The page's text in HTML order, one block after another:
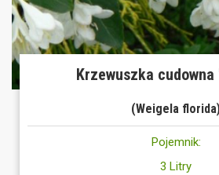
Krzewuszka cudowna
(Weigela
Pojemnik:
3 Litry